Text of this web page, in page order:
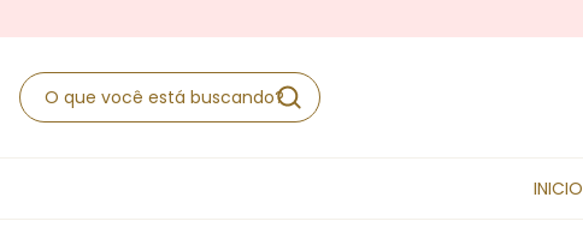
INICIO